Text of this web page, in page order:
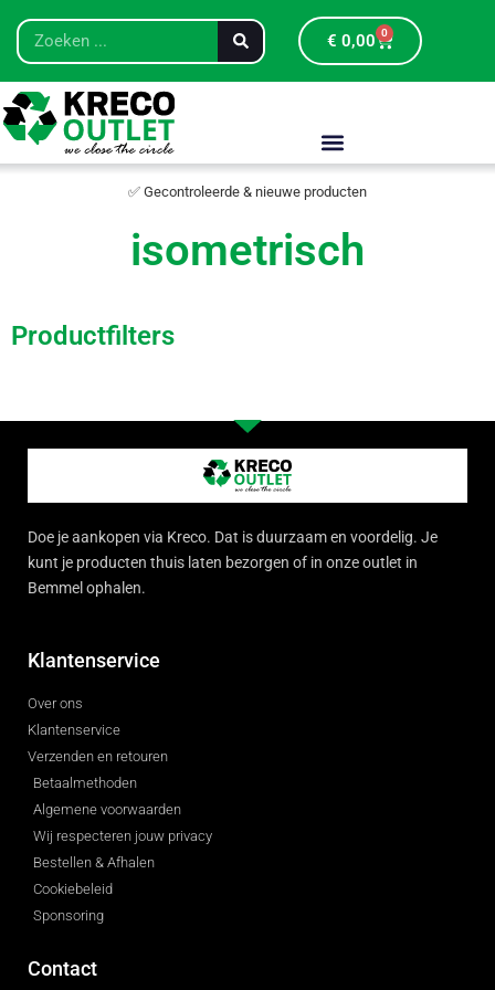
€ 0,00 0
✅ Gecontroleerde & nieuwe producten
isometrisch
Productfilters
Doe je aankopen via Kreco. Dat is duurzaam en voordelig. Je
kunt je producten thuis laten bezorgen of in onze outlet in
Bemmel ophalen.
Klantenservice
Over ons
Klantenservice
Verzenden en retouren
Betaalmethoden
Algemene voorwaarden
Wij respecteren jouw privacy
Bestellen & Afhalen
Cookiebeleid
Sponsoring
Contact